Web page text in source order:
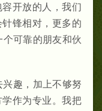
开放的人，我们
锋相对，更多的
可靠的朋友和伙
趣，加上不够努
作为专业。我把